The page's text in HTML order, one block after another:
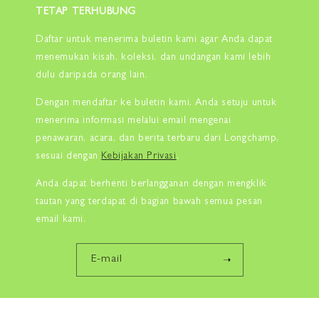
TETAP TERHUBUNG
Daftar untuk menerima buletin kami agar Anda dapat
menemukan kisah, koleksi, dan undangan kami lebih
dulu daripada orang lain.
Dengan mendaftar ke buletin kami, Anda setuju untuk
menerima informasi melalui email mengenai
penawaran, acara, dan berita terbaru dari Longchamp,
sesuai dengan Kebijakan Privasi .
Anda dapat berhenti berlangganan dengan mengklik
tautan yang terdapat di bagian bawah semua pesan
email kami.
E-mail